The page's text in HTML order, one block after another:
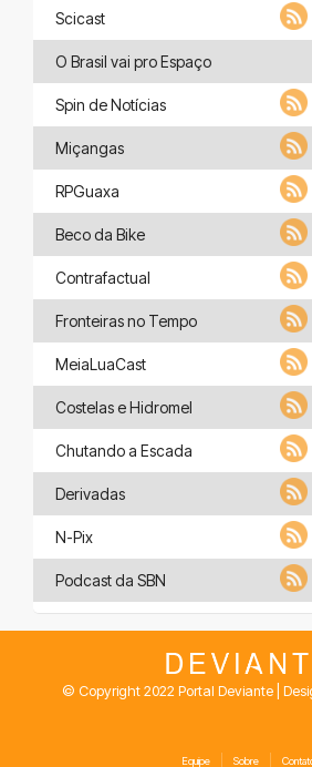
Scicast
O Brasil vai pro Espaço
Spin de Notícias
Miçangas
RPGuaxa
Beco da Bike
Contrafactual
Fronteiras no Tempo
MeiaLuaCast
Costelas e Hidromel
Chutando a Escada
Derivadas
N-Pix
Podcast da SBN
© Copyright 2022 Portal Deviante |
Equipe Sobre